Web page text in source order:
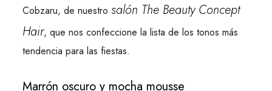
Cobzaru, de nuestro salón The Beauty Concept
Hair, que nos confeccione la lista de los tonos más
tendencia para las fiestas.
Marrón oscuro y mocha mousse